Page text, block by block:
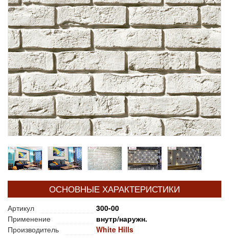
ОСНОВНЫЕ ХАРАКТЕРИСТИКИ
Артикул
300-00
Применение
внутр/наружн.
Производитель
White Hills